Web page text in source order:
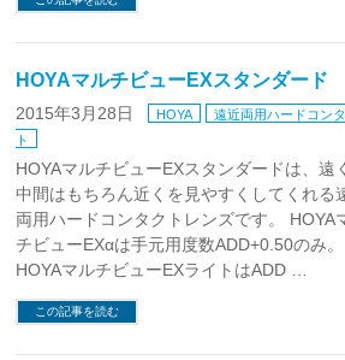
HOYAマルチビューEXスタンダード
2015年3月28日 HOYA
遠近両用ハードコン
ト
HOYAマルチビューEXスタンダードは、遠
中間はもちろん近くを見やすくしてくれる
両用ハードコンタクトレンズです。 HOYA
チビューEXαは手元用度数ADD+0.50のみ。
HOYAマルチビューEXライトはADD …
この記事を読む